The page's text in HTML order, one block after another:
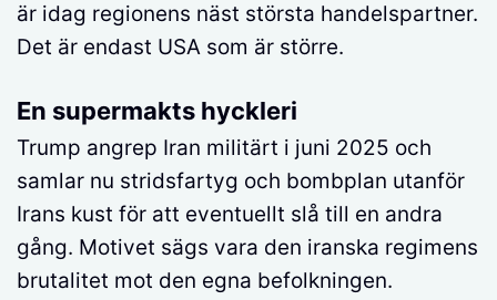
är idag regionens näst största handelspartner.
Det är endast USA som är större.
En supermakts hyckleri
Trump angrep Iran militärt i juni 2025 och
samlar nu stridsfartyg och bombplan utanför
Irans kust för att eventuellt slå till en andra
gång. Motivet sägs vara den iranska regimens
brutalitet mot den egna befolkningen.